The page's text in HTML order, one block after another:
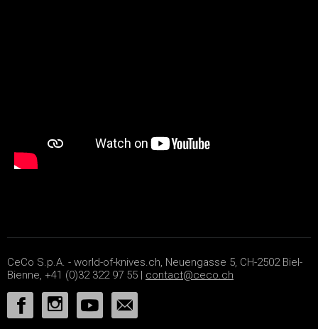
CeCo S.p.A. - world-of-knives.ch, Neuengasse 5, CH-2502 Biel-
Bienne, +41 (0)32 322 97 55 | contact@ceco.ch